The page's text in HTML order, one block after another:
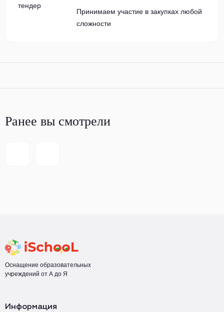
Принимаем участие в закупках любой
сложности
Ранее вы смотрели
Оснащение образовательных
учреждений от А до Я
Информация